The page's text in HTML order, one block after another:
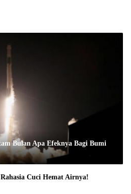
Bulan Apa Efeknya Bagi Bumi
Cuci Hemat Airnya!